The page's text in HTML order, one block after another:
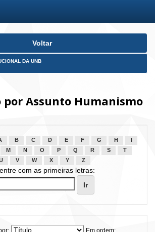
Voltar
DA UNB
por Assunto Humanismo
B C D E F G H
M N O P Q R S
T
V W X Y Z
com as primeiras letras:
Em ordem: